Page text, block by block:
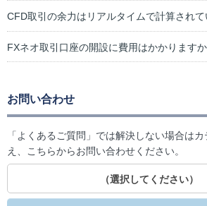
CFD取引の余力はリアルタイムで計算されて
FXネオ取引口座の開設に費用はかかりますか
お問い合わせ
「よくあるご質問」では解決しない場合は
え、こちらからお問い合わせください。
（選択してください）